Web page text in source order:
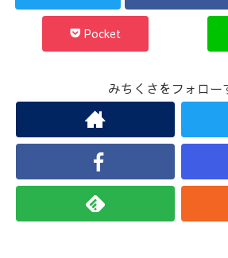
Pocket
みちくさをフォロー